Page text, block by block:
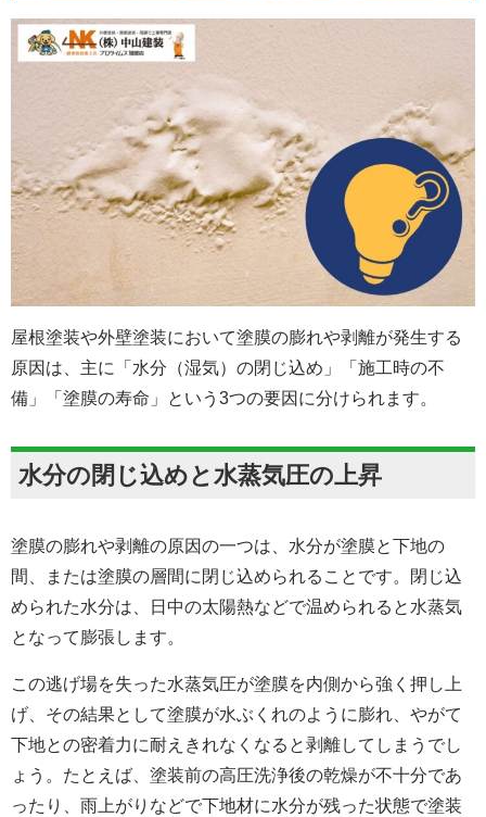
屋根塗装や外壁塗装において塗膜の膨れや剥離が発生する
原因は、主に「水分（湿気）の閉じ込め」「施工時の不
備」「塗膜の寿命」という3つの要因に分けられます。
水分の閉じ込めと水蒸気圧の上昇
塗膜の膨れや剥離の原因の一つは、水分が塗膜と下地の
間、または塗膜の層間に閉じ込められることです。閉じ込
められた水分は、日中の太陽熱などで温められると水蒸気
となって膨張します。
この逃げ場を失った水蒸気圧が塗膜を内側から強く押し上
げ、その結果として塗膜が水ぶくれのように膨れ、やがて
下地との密着力に耐えきれなくなると剥離してしまうでし
ょう。たとえば、塗装前の高圧洗浄後の乾燥が不十分であ
ったり、雨上がりなどで下地材に水分が残った状態で塗装